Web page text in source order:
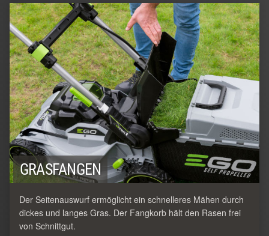
GRASFANGEN
Der Seitenauswurf ermöglicht ein schnelleres Mähen durch
dickes und langes Gras. Der Fangkorb hält den Rasen frei
von Schnittgut.